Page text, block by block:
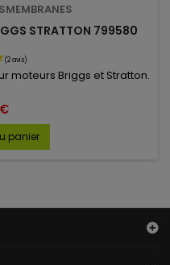
STRATTON 799580
moteurs Briggs et Stratton.
panier